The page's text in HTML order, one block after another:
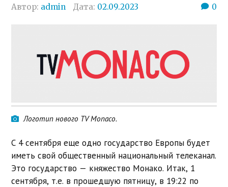
Автор: admin Дата: 02.09.2023 0
Логотип нового TV Monaco.
С 4 сентября еще одно государство Европы будет
иметь свой общественный национальный телеканал.
Это государство — княжество Монако. Итак, 1
сентября, т.е. в прошедшую пятницу, в 19:22 по